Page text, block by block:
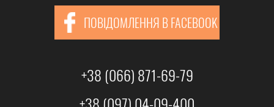
ПОВІДОМЛЕННЯ В FACEBOOK
+38 (066) 871-69-79